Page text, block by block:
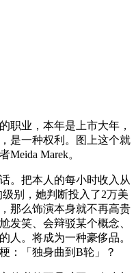
业，本年是上市大年，
是一种权利。图上这个就
Marek。
把本人的每小时收入从
级别，她判断投入了2万美
那么饰演本身就不再高贵
发笑、会辩驳某个概念、
人。将成为一种豪侈品。
：「独身曲到B轮」？